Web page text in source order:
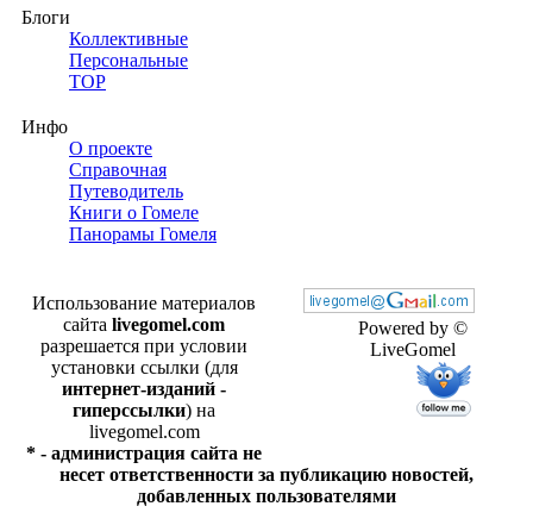
Блоги
Коллективные
Персональные
TOP
Инфо
О проекте
Справочная
Путеводитель
Книги о Гомеле
Панорамы Гомеля
Powered by ©
LiveGomel
Использование материалов
сайта livegomel.com
разрешается при условии
установки ссылки (для
интернет-изданий -
гиперссылки) на
livegomel.com
* - администрация сайта не
несет ответственности за публикацию новостей,
добавленных пользователями